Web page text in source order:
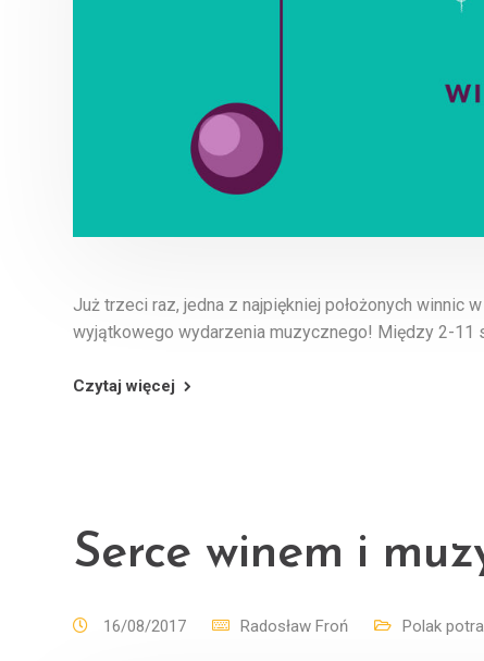
Już trzeci raz, jedna z najpiękniej położonych winnic
wyjątkowego wydarzenia muzycznego! Między 2-11
Czytaj więcej
Serce winem i
16/08/2017 Radosław Froń Polak